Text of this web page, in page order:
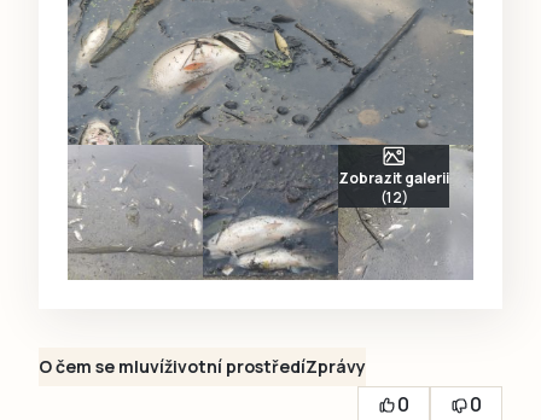
Zobrazit galerii
(12)
O čem se mluvíživotní prostředíZprávy
0
0